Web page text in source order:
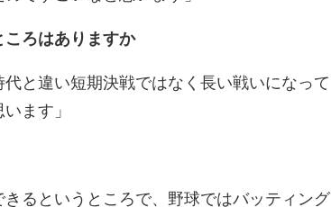
ろはありますか
と違い短期決戦ではなく長い戦いになって
ます」
るというところで、野球ではバッティング